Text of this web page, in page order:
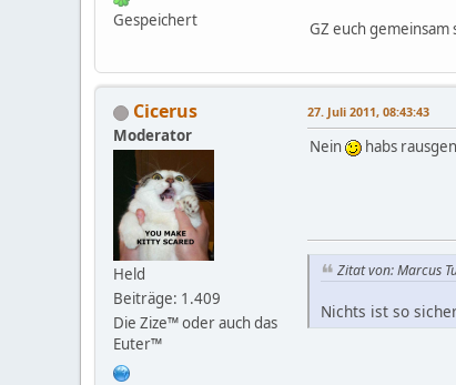
Gespeichert
GZ euch
Cicerus
Moderator
Held
Beiträge: 1.409
Die Zize™ oder auch das
Euter™
27. Juli 2011, 08:43:43
Nein habs
Zitat von: Marcus
Nichts ist so